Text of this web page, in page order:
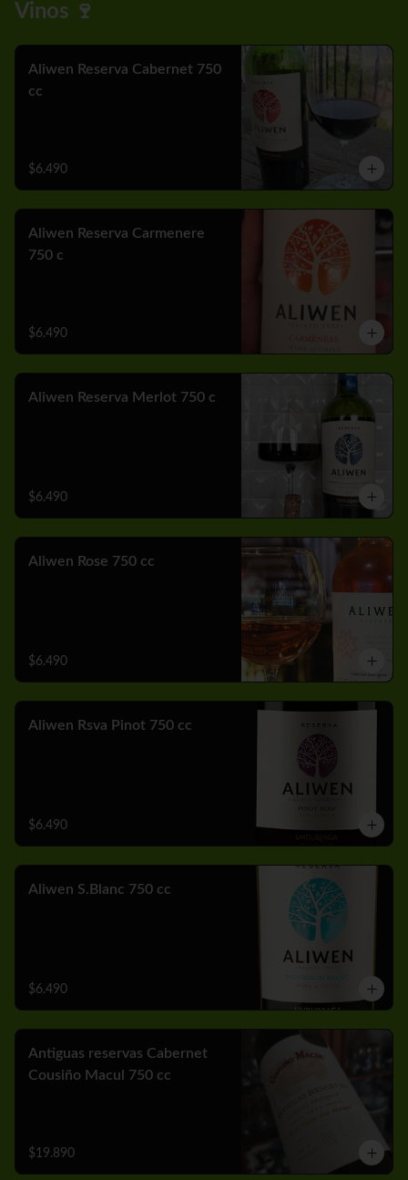
Vinos 🍷
Aliwen Reserva Cabernet 750
cc
$6.490
Aliwen Reserva Carmenere
750 c
$6.490
Aliwen Reserva Merlot 750 c
$6.490
Aliwen Rose 750 cc
$6.490
Aliwen Rsva Pinot 750 cc
$6.490
Aliwen S.Blanc 750 cc
$6.490
Antiguas reservas Cabernet
Cousiño Macul 750 cc
$19.890